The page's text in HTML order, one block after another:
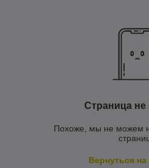
Страница не
Похоже, мы не можем
Вернуться